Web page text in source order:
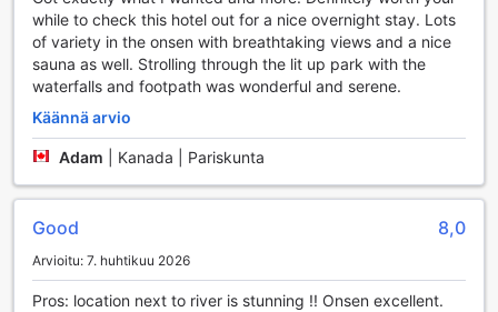
kokeneille pelaajille, joten voit nauttia pelistä riippumatta
taitotasostasi. Golfkenttä on täydellinen paikka rentoutua ja
nauttia luonnon rauhasta, samalla kun saat mahdollisuuden
parantaa pelitaitojasi.
Golfkentän lisäksi Hakone Tenseien Hotel tarjoaa myös
muita aktiviteetteja, jotka innostavat liikunnan ystäviä. Voit
viettää aikaa ulkona kauniissa luonnossa ja osallistua
vaelluksille, jotka vievät sinut lähelle alueen upeita
maisemia. Hotelli on sitoutunut tarjoamaan vierailleen
golfkenttä on vain yksi esimerkki siitä, kuinka voit yhdistää
liikunnan ja rentoutumisen Hakonen rauhoittavassa
ympäristössä.
while to check this hotel out for a nice overnight stay. Lots
of variety in the onsen with breathtaking views and a nice
sauna as well. Strolling through the lit up park with the
waterfalls and footpath was wonderful and serene.
Käännä arvio
Adam Kanada | Pariskunta
Good 8,0
Arvioitu: 7. huhtikuu 2026
Pros: location next to river is stunning !! Onsen excellent.